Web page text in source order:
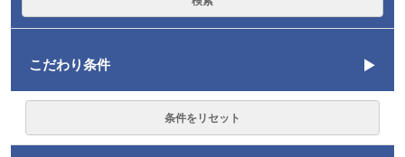
こだわり条件
条件をリセット